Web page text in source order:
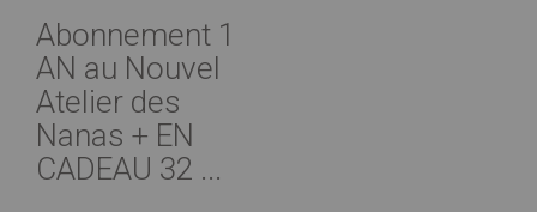
Abonnement 1
AN au Nouvel
Atelier des
Nanas + EN
CADEAU 32 ...